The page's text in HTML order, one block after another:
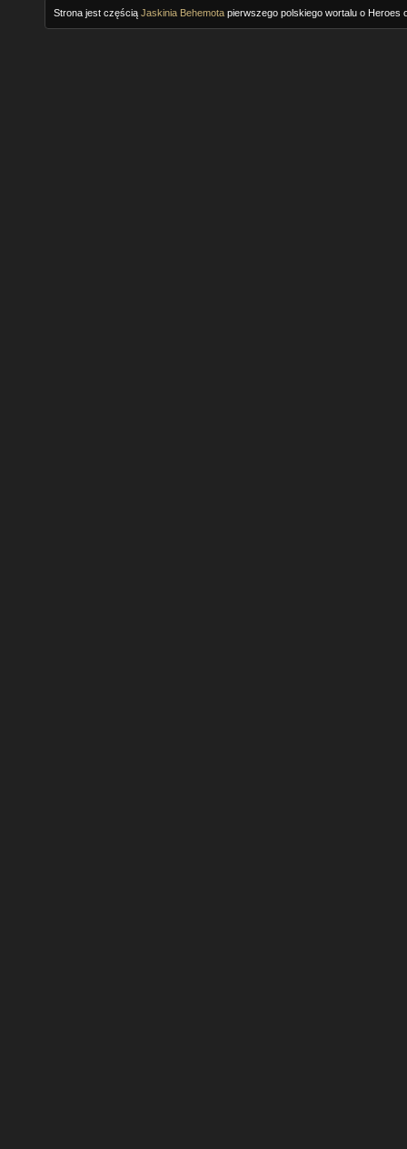
Strona jest częścią Jaskinia Behemotapierwszego polskiego wortalu o Heroes